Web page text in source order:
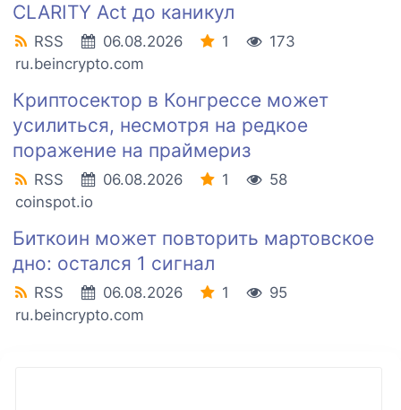
CLARITY Act до каникул
RSS 06.08.2026 1
173
ru.beincrypto.com
Криптосектор в Конгрессе может
усилиться, несмотря на редкое
поражение на праймериз
RSS 06.08.2026 1
58
coinspot.io
Биткоин может повторить мартовское
дно: остался 1 сигнал
RSS 06.08.2026 1
95
ru.beincrypto.com